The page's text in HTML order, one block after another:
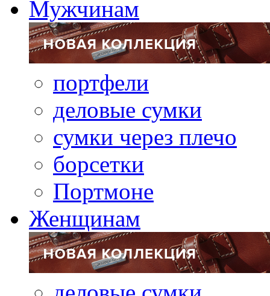
Мужчинам
портфели
деловые сумки
сумки через плечо
борсетки
Портмоне
Женщинам